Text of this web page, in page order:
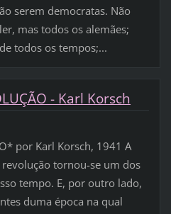
serem democratas. Não
mas todos os alemães;
todos os tempos;...
- Karl Korsch
por Karl Korsch, 1941 A
tornou-se um dos
tempo. E, por outro lado,
duma época na qual